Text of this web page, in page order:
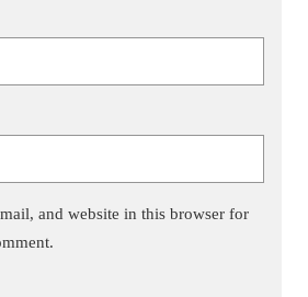
and website in this browser for